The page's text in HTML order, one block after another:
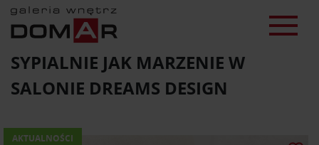
SYPIALNIE JAK MARZENIE W
SALONIE DREAMS DESIGN
AKTUALNOŚCI